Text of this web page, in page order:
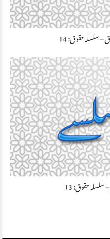
سلسلہ حقوق: 14
حقوق: 13